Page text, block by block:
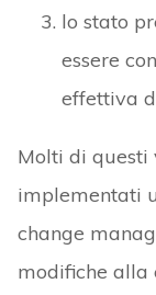
lo stato
essere
effettiva
Molti di questi
implementati
change
modifiche alla